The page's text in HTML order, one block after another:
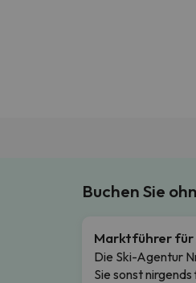
Buchen Sie
Marktführer für
Die Ski-Agentur
Sie sonst nirgends